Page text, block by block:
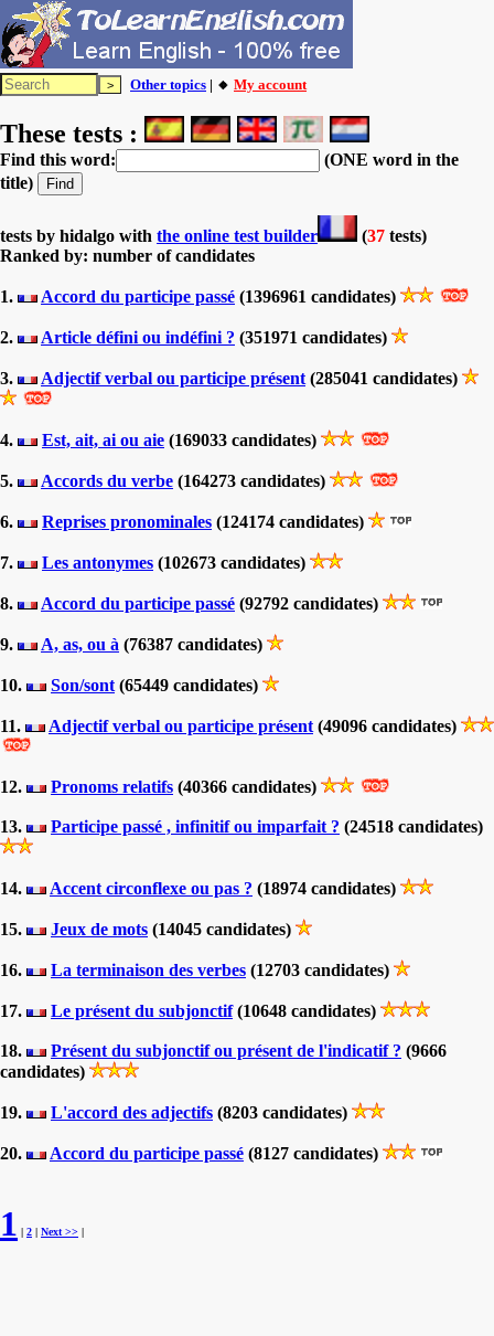
Other topics | 🔸 My account
These tests :
Find this word:
(ONE word in the
title)
tests by hidalgo with the online test builder (37 tests)
Ranked by: number of candidates
1. Accord du participe passé (1396961 candidates)
2. Article défini ou indéfini ? (351971 candidates)
3. Adjectif verbal ou participe présent (285041 candidates)
4. Est, ait, ai ou aie (169033 candidates)
5. Accords du verbe (164273 candidates)
6. Reprises pronominales (124174 candidates)
7. Les antonymes (102673 candidates)
8. Accord du participe passé (92792 candidates)
9. A, as, ou à (76387 candidates)
10. Son/sont (65449 candidates)
11. Adjectif verbal ou participe présent (49096 candidates)
12. Pronoms relatifs (40366 candidates)
13. Participe passé , infinitif ou imparfait ? (24518 candidates)
14. Accent circonflexe ou pas ? (18974 candidates)
15. Jeux de mots (14045 candidates)
16. La terminaison des verbes (12703 candidates)
17. Le présent du subjonctif(10648 candidates)
18. Présent du subjonctif ou présent de l'indicatif ? (9666
candidates)
19. L'accord des adjectifs (8203 candidates)
20. Accord du participe passé (8127 candidates)
1 | 2 | Next >> |